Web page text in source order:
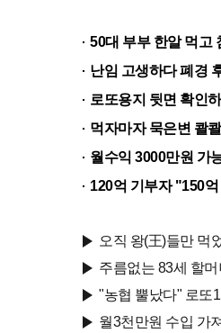
50대 부부 한알 먹고
난임 고생하다 폐경
로또용지 뒷면 확인
먹자마자 묵은변 콸
월수익 3000만원 가
120억 기부자 "150
오직 왕(王)들만 먹
주름없는 83세 할
"농협 뿔났다" 로또
월3천만원 수입 가